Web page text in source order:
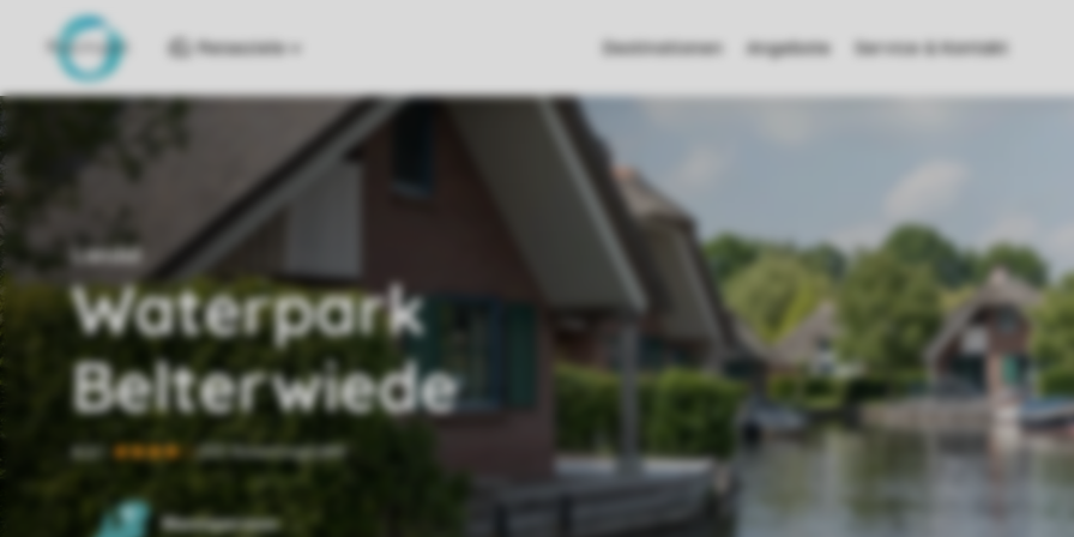
Reiseziele Destinationen Angebote Service & Kontakt